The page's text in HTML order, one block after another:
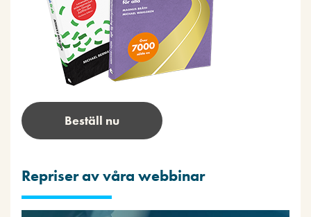
Beställ nu
Repriser av våra webbinar